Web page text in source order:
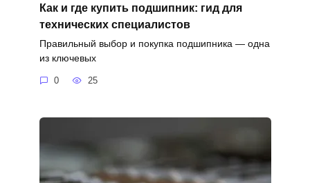
Как и где купить подшипник: гид для
технических специалистов
Правильный выбор и покупка подшипника — одна
из ключевых
0 25